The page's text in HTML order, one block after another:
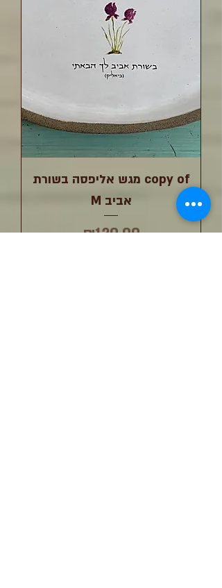
copy of מגש אליפסה בשורת
אביב M
מחיר
₪120.00